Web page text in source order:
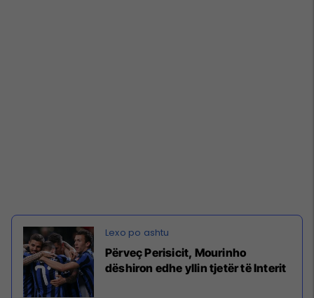
Përveç Perisicit, Mourinho
dëshiron edhe yllin tjetër të Interit